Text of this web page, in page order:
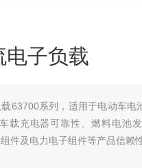
电子负载
63700系列，适用于电动车电
载充电器可靠性、燃料电池发
件及电力电子组件等产品信赖